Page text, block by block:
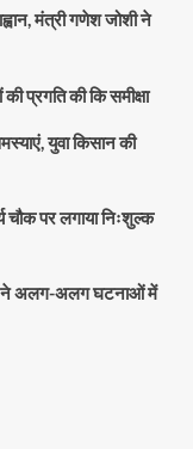
मंत्री गणेश जोशी ने
प्रगति की कि समीक्षा
युवा किसान की
पर लगाया निःशुल्क
ने अलग-अलग घटनाओं में